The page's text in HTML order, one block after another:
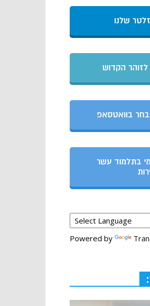
שלנו
לזוהר הקדוש
בוואטסאפ
בתלמוד עשר
Powered by